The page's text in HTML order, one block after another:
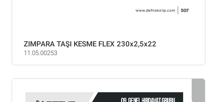
ZIMPARA TAŞI KESME FLEX 230x2,5x22
11.05.00253